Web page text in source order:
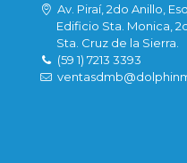
Av. Piraí, 2do Anillo,
Edificio Sta. Monica,
Sta. Cruz de la Sierra.
(59 1) 7213 3393